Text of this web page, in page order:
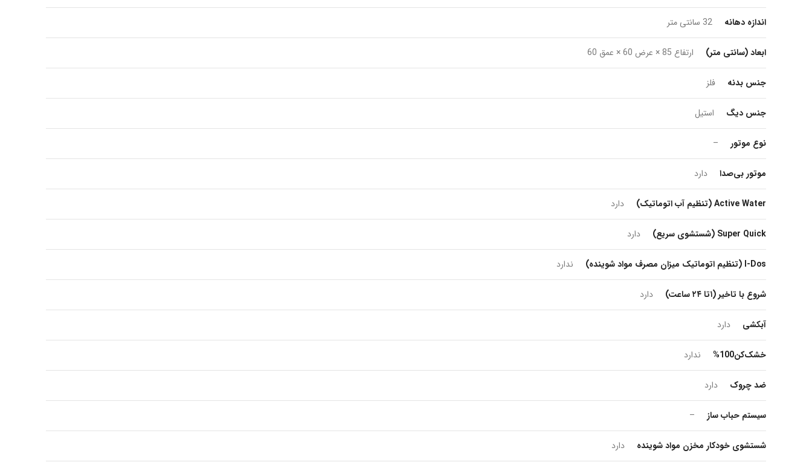
اندازه دهانه 32 سانتی متر
ابعاد (سانتی متر) ارتفاع 85 × عرض 60 × عمق 60
جنس بدنه فلز
جنس دیگ استیل
نوع موتور –
موتور بی‌صدا دارد
Active Water (تنظیم آب اتوماتیک) دارد
Super Quick (شستشوی سریع) دارد
I-Dos (تنظیم اتوماتیک میزان مصرف مواد شوینده) ندارد
شروع با تاخیر (۱تا ۲۴ ساعت) دارد
آبکشی دارد
خشک‌کن100% ندارد
ضد چروک دارد
سیستم حباب ساز –
شستشوی خودکار مخزن مواد شوینده دارد